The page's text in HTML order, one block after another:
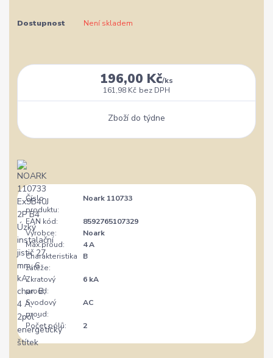
Dostupnost Není skladem
196,00 Kč/ks
161,98 Kč bez DPH
Zboží do týdne
Číslo
produktu:
Noark 110733
EAN kód:
8592765107329
Výrobce:
Noark
Max.proud:
4 A
Charakteristika
zátěže:
B
Zkratový
proud:
6 kA
Svodový
proud:
AC
Počet pólů: 2